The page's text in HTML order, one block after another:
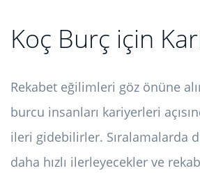
Koç Burç için
Rekabet eğilimleri göz önüne
burcu insanları kariyerleri
ileri gidebilirler. Sıralamalarda
daha hızlı ilerleyecekler ve